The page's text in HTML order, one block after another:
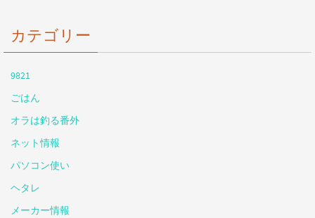
カテゴリー
9821
ごはん
オラは釣る番外
ネット情報
パソコン使い
ヘタレ
メーカー情報